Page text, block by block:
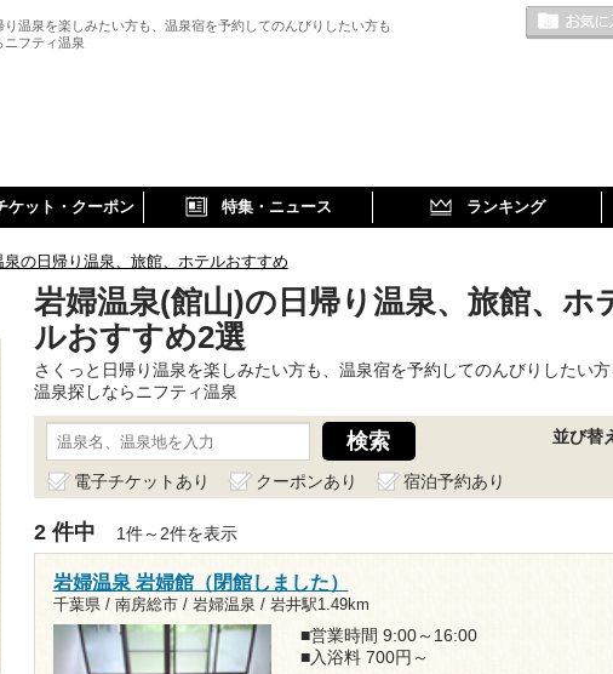
り温泉を楽しみたい方も、温泉宿を予約してのんびりしたい方も
ニフティ温泉
ケット・クーポン 特集・ニュース ランキング
泉の日帰り温泉、旅館、ホテルおすすめ
岩婦温泉(館山)の日帰り温泉、旅館、ホ
ルおすすめ2選
さくっと日帰り温泉を楽しみたい方も、温泉宿を予約してのんびりしたい方
温泉探しならニフティ温泉
並び替
電子チケットあり クーポンあり 宿泊予約あり
2 件中 1件～2件を表示
岩婦温泉 岩婦館（閉館しました）
千葉県 / 南房総市 / 岩婦温泉 / 岩井駅1.49km
■営業時間 9:00～16:00
■入浴料 700円～